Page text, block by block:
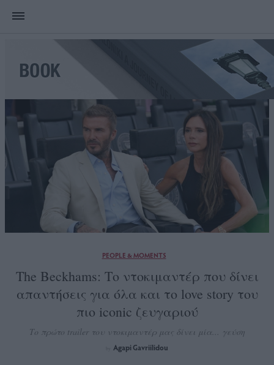
PEOPLE & MOMENTS
Τhe Beckhams: Το ντοκιμαντέρ που δίνει
απαντήσεις για όλα και το love story του
πιο iconic ζευγαριού
Το πρώτο trailer του ντοκιμαντέρ μας δίνει μία... γεύση
Agapi Gavriilidou